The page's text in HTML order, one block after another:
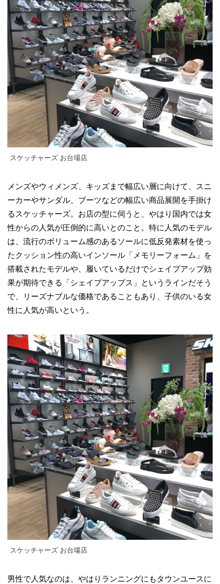
スケッチャーズ お台場店
メンズやウィメンズ、キッズまで幅広い層に向けて、スニ
ーカーやサンダル、ブーツなどの幅広い商品展開を手掛け
るスケッチャーズ。お店の型に伺うと、やはり国内では女
性からの人気が圧倒的に高いとのこと。特に人気のモデル
は、流行のボリューム感のあるソールに低反発素材を使っ
たクッション性の高いインソール「メモリーフォーム」を
搭載されたモデルや、履いているだけでシェイプアップ効
果が期待できる「シェイプアップス」というラインだそう
で、リーズナブルな価格であることもあり、子供のいる女
性に人気が高いという。
スケッチャーズ お台場店
男性で人気なのは、やはりランニングにもタウンユースに